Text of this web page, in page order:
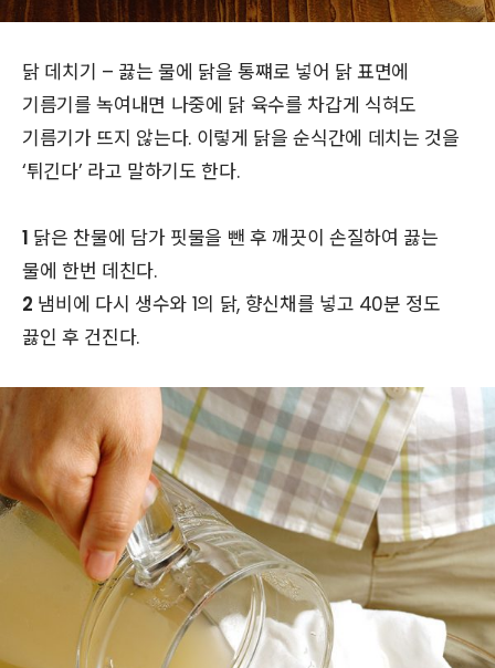
닭 데치기 – 끓는 물에 닭을 통쨰로 넣어 닭 표면에
기름기를 녹여내면 나중에 닭 육수를 차갑게 식혀도
기름기가 뜨지 않는다. 이렇게 닭을 순식간에 데치는 것을
‘튀긴다’ 라고 말하기도 한다.
1 닭은 찬물에 담가 핏물을 뺀 후 깨끗이 손질하여 끓는
물에 한번 데친다.
2 냄비에 다시 생수와 1의 닭, 향신채를 넣고 40분 정도
끓인 후 건진다.